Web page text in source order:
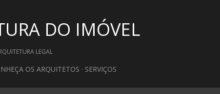
DO IMÓVEL
LEGAL
OS ARQUITETOS SERVIÇOS